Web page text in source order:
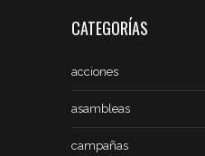
CATEGORÍAS
acciones
asambleas
campañas